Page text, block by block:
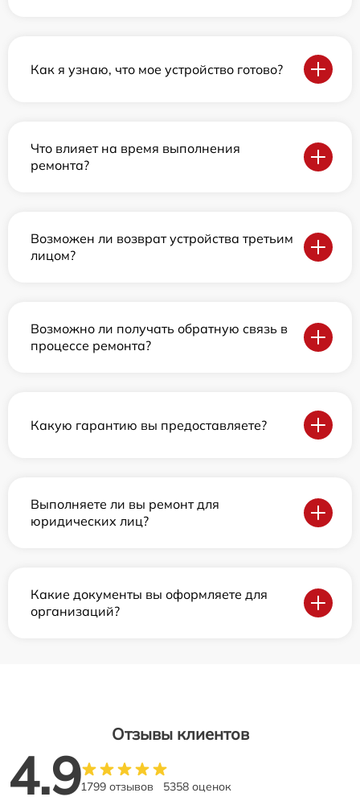
Как я узнаю, что мое устройство готово?
Что влияет на время выполнения
ремонта?
Возможен ли возврат устройства третьим
лицом?
Возможно ли получать обратную связь в
процессе ремонта?
Какую гарантию вы предоставляете?
Выполняете ли вы ремонт для
юридических лиц?
Какие документы вы оформляете для
организаций?
Отзывы клиентов
4.91799 отзывов 5358 оценок